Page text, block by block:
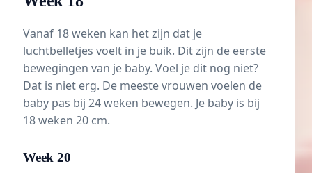
Vanaf 18 weken kan het zijn dat je
luchtbelletjes voelt in je buik. Dit zijn de eerste
bewegingen van je baby. Voel je dit nog niet?
Dat is niet erg. De meeste vrouwen voelen de
baby pas bij 24 weken bewegen. Je baby is bij
18 weken 20 cm.
Week 20